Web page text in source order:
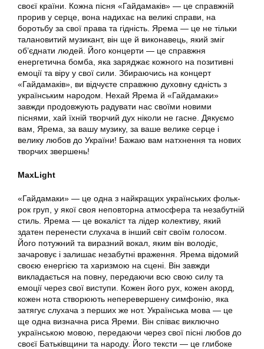
своєї країни. Кожна пісня «Гайдамаків» — це справжній
прорив у серце, вона надихає на великі справи, на
боротьбу за свої права та гідність. Ярема — це не тільки
талановитий музикант, він ще й виконавець, який зміг
об’єднати людей. Його концерти — це справжня
енергетична бомба, яка заряджає кожного на позитивні
емоції та віру у свої сили. Збираючись на концерт
«Гайдамаків», ви відчуєте справжню духовну єдність з
українським народом. Нехай Ярема й «Гайдамаки»
завжди продовжують радувати нас своїми новими
піснями, хай їхній творчий дух ніколи не гасне. Дякуємо
вам, Ярема, за вашу музику, за ваше велике серце і
велику любов до України! Бажаю вам натхнення та нових
творчих звершень!
MaxLight
«Гайдамаки» — це одна з найкращих українських фольк-
рок груп, у якої своя неповторна атмосфера та незабутній
стиль. Ярема — це вокаліст та лідер колективу, який
здатен перенести слухача в інший світ своїм голосом.
Його потужний та виразний вокал, яким він володіє,
зачаровує і залишає незабутні враження. Ярема відомий
своєю енергією та харизмою на сцені. Він завжди
викладається на повну, передаючи всю свою силу та
емоції через свої виступи. Кожен його рух, кожен акорд,
кожен нота створюють неперевершену симфонію, яка
затягує слухача з перших же нот. Українська мова — це
ще одна визначна риса Яреми. Він співає виключно
українською мовою, передаючи через свої пісні любов до
своєї Батьківщини та народу. Його тексти — це глибоке